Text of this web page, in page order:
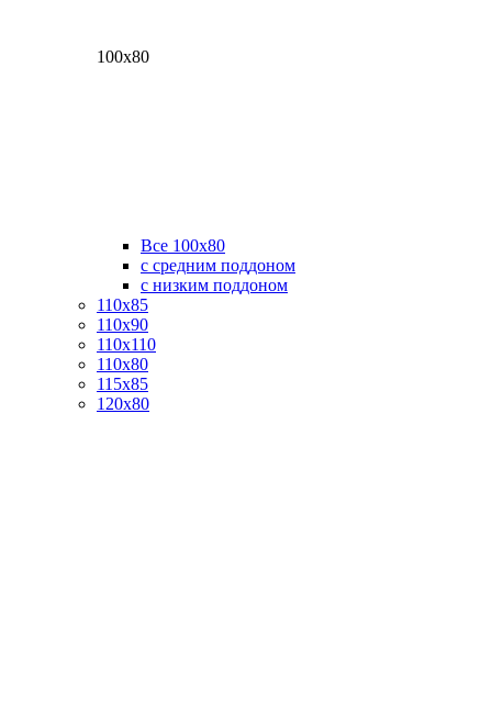
100х80
Все 100х80
с средним поддоном
с низким поддоном
110х85
110х90
110х110
110х80
115х85
120х80